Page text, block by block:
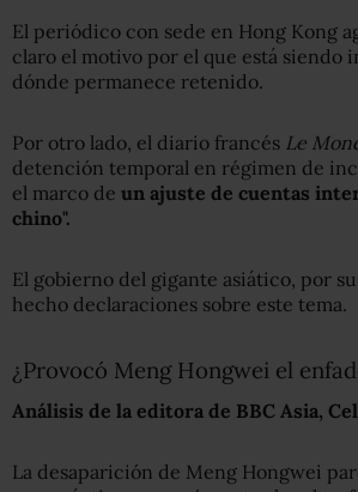
El periódico con sede en Hong Kong
claro el motivo por el que está siendo
dónde permanece retenido.
Por otro lado, el diario francés Le
detención temporal en régimen de
el marco de un ajuste de cuentas
chino".
El gobierno del gigante asiático, por
hecho declaraciones sobre este tema.
¿Provocó Meng Hongwei el
Análisis de la editora de BBC Asia,
La desaparición de Meng Hongwei